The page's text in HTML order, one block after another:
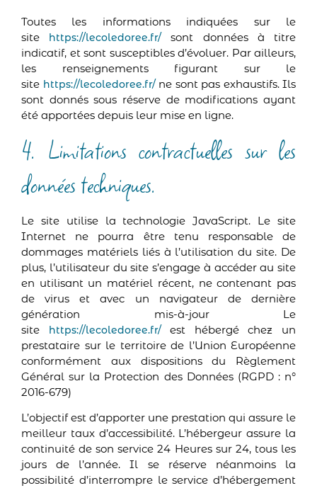
Toutes les informations indiquées sur le
site
https://lecoledoree.fr/ sont données à titre
indicatif, et sont susceptibles d’évoluer. Par ailleurs,
les renseignements figurant sur le
site https://lecoledoree.fr/ne sont pas exhaustifs. Ils
sont donnés sous réserve de modifications ayant
été apportées depuis leur mise en ligne.
4. Limitations contractuelles sur les
données techniques.
Le site utilise la technologie JavaScript. Le site
Internet ne pourra être tenu responsable de
dommages matériels liés à l’utilisation du site. De
plus, l’utilisateur du site s’engage à accéder au site
en utilisant un matériel récent, ne contenant pas
de virus et avec un navigateur de dernière
génération mis-à-jour Le
site
https://lecoledoree.fr/est hébergé chez un
prestataire sur le territoire de l’Union Européenne
conformément aux dispositions du Règlement
Général sur la Protection des Données (RGPD : n°
2016-679)
L’objectif est d’apporter une prestation qui assure le
meilleur taux d’accessibilité. L’hébergeur assure la
continuité de son service 24 Heures sur 24, tous les
jours de l’année. Il se réserve néanmoins la
possibilité d’interrompre le service d’hébergement